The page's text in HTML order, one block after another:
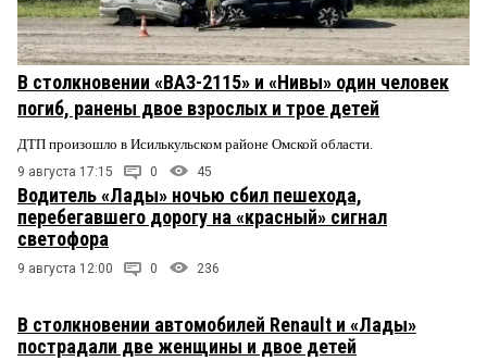
В столкновении «ВАЗ-2115» и «Нивы» один человек
погиб, ранены двое взрослых и трое детей
ДТП произошло в Исилькульском районе Омской области.
9 августа 17:15 0 45
Водитель «Лады» ночью сбил пешехода,
перебегавшего дорогу на «красный» сигнал
светофора
9 августа 12:00 0 236
В столкновении автомобилей Renault и «Лады»
пострадали две женщины и двое детей